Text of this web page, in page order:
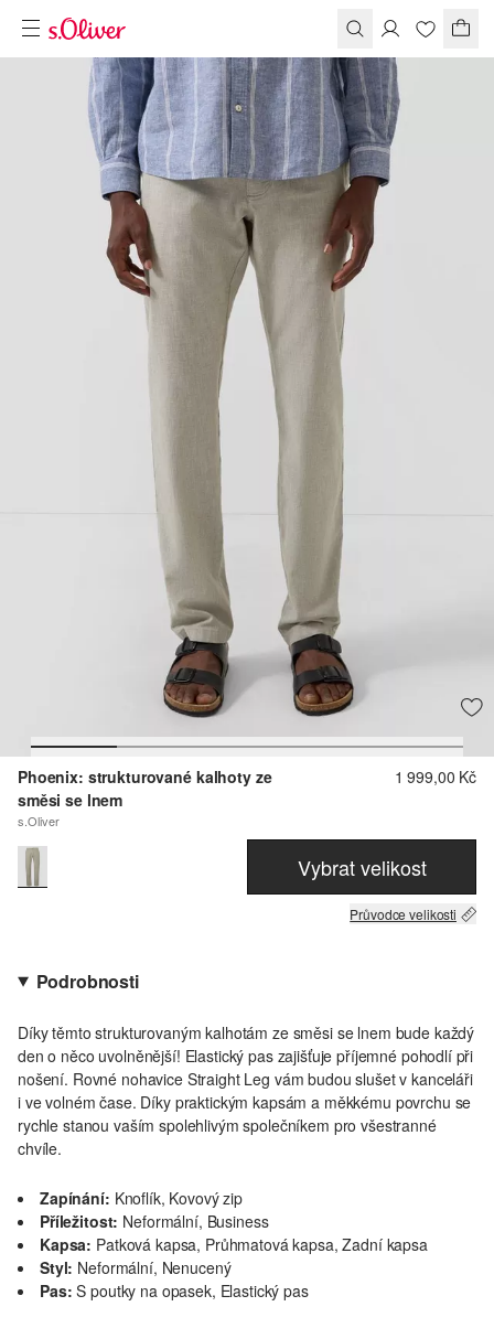
Phoenix: strukturované kalhoty ze
směsi se lnem
s.Oliver
1 999,00 Kč
Vybrat velikost
Průvodce velikosti
Podrobnosti
Díky těmto strukturovaným kalhotám ze směsi se lnem bude každý
den o něco uvolněnější! Elastický pas zajišťuje příjemné pohodlí při
nošení. Rovné nohavice Straight Leg vám budou slušet v kanceláři
i ve volném čase. Díky praktickým kapsám a měkkému povrchu se
rychle stanou vaším spolehlivým společníkem pro všestranné
chvíle.
Zapínání: Knoflík, Kovový zip
Příležitost: Neformální, Business
Kapsa: Patková kapsa, Průhmatová kapsa, Zadní kapsa
Styl: Neformální, Nenucený
Pas: S poutky na opasek, Elastický pas